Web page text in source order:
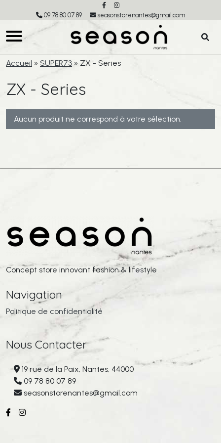
09 78 80 07 89 seasonstorenantes@gmail.com
Accueil » SUPER73 » ZX - Series
ZX - Series
Aucun produit ne correspond à votre sélection.
Concept store innovant fashion & lifestyle
Navigation
Politique de confidentialité
Nous Contacter
19 rue de la Paix, Nantes, 44000
09 78 80 07 89
seasonstorenantes@gmail.com